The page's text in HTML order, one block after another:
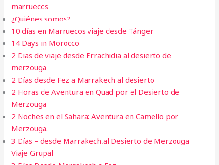
marruecos
¿Quiénes somos?
10 días en Marruecos viaje desde Tánger
14 Days in Morocco
2 Dias de viaje desde Errachidia al desierto de
merzouga
2 Días desde Fez a Marrakech al desierto
2 Horas de Aventura en Quad por el Desierto de
Merzouga
2 Noches en el Sahara: Aventura en Camello por
Merzouga.
3 Días – desde Marrakech,al Desierto de Merzouga
Viaje Grupal